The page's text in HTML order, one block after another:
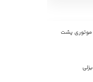
موتوری پشت